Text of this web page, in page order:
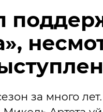
за много